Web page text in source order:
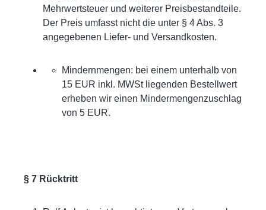
Mehrwertsteuer und weiterer Preisbestandteile.
Der Preis umfasst nicht die unter § 4 Abs. 3
angegebenen Liefer- und Versandkosten.
Mindernmengen: bei einem unterhalb von
15 EUR inkl. MWSt liegenden Bestellwert
erheben wir einen Mindermengenzuschlag
von 5 EUR.
§ 7 Rücktritt